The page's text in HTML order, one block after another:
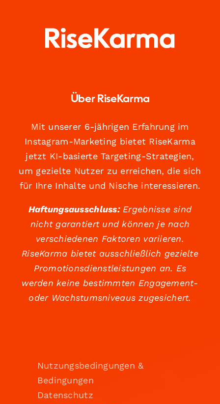
Über RiseKarma
Mit unserer 6-jährigen Erfahrung im
Instagram-Marketing bietet RiseKarma
jetzt KI-basierte Targeting-Strategien,
um gezielte Nutzer zu erreichen, die sich
für Ihre Inhalte und Nische interessieren.
Haftungsausschluss:Ergebnisse sind
nicht garantiert und können je nach
verschiedenen Faktoren variieren.
RiseKarma bietet ausschließlich gezielte
Promotionsdienstleistungen an. Es
werden keine bestimmten Engagement-
oder Wachstumsniveaus zugesichert.
Nutzungsbedingungen &
Bedingungen
Datenschutz